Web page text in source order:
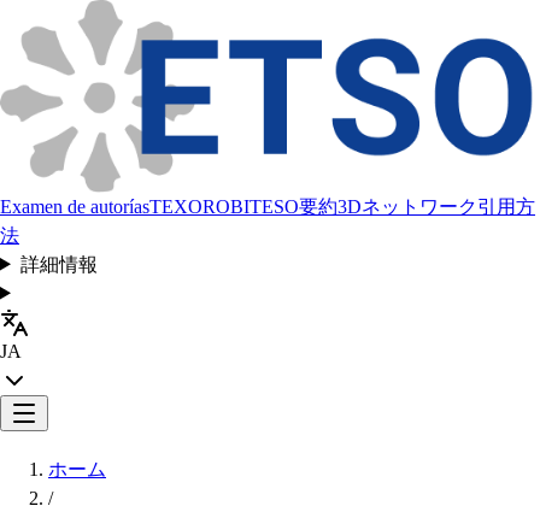
Examen de autoríasTEXOROBITESO要約3Dネットワーク引用方
法
詳細情報
JA
ホーム
/